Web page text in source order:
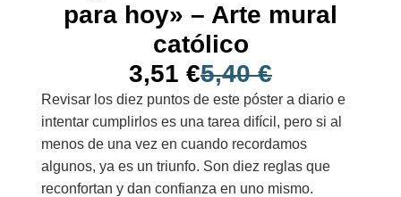
para hoy» – Arte mural
católico
5,40€
3,51 €
Revisar los diez puntos de este póster a diario e
intentar cumplirlos es una tarea difícil, pero si al
menos de una vez en cuando recordamos
algunos, ya es un triunfo. Son diez reglas que
reconfortan y dan confianza en uno mismo.